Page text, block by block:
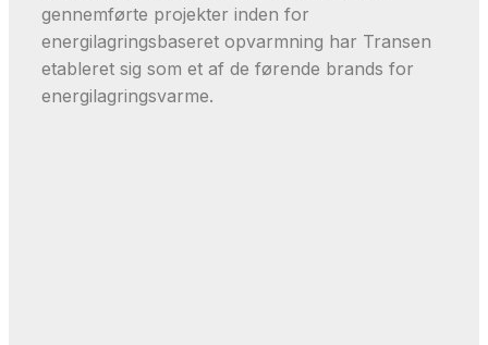
gennemførte projekter inden for
energilagringsbaseret opvarmning har Transen
etableret sig som et af de førende brands for
energilagringsvarme.